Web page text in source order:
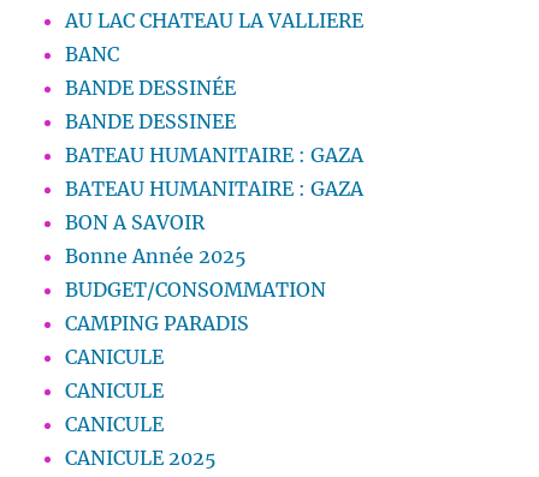
AU LAC CHATEAU LA VALLIERE
BANC
BANDE DESSINÉE
BANDE DESSINEE
BATEAU HUMANITAIRE : GAZA
BATEAU HUMANITAIRE : GAZA
BON A SAVOIR
Bonne Année 2025
BUDGET/CONSOMMATION
CAMPING PARADIS
CANICULE
CANICULE
CANICULE
CANICULE 2025